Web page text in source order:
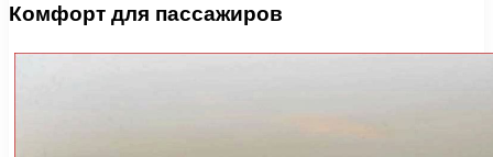
Комфорт для пассажиров